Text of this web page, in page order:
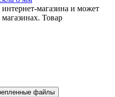
магазина и может
Товар
файлы